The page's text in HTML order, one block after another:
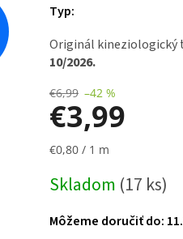
Typ:
Originál kineziologický
10/2026.
€6,99 –42 %
€3,99
Jednotková
€0,80 / 1 m
Skladom (17 ks)
Môžeme doručiť do: